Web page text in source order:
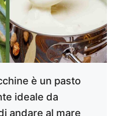
è un pasto
ideale da
andare al mare